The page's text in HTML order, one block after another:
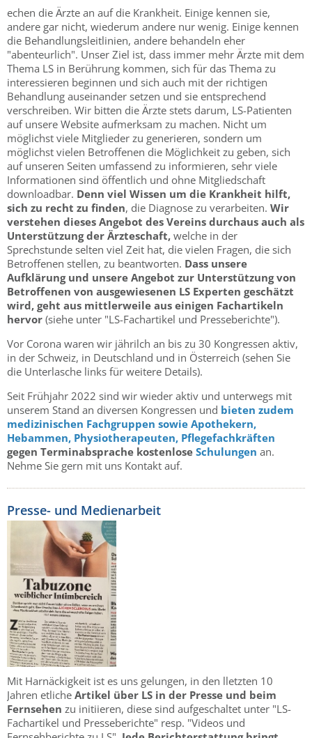
echen die Ärzte an auf die Krankheit. Einige kennen sie,
andere gar nicht, wiederum andere nur wenig. Einige kennen
die Behandlungsleitlinien, andere behandeln eher
"abenteurlich". Unser Ziel ist, dass immer mehr Ärzte mit dem
Thema LS in Berührung kommen, sich für das Thema zu
interessieren beginnen und sich auch mit der richtigen
Behandlung auseinander setzen und sie entsprechend
verschreiben. Wir bitten die Ärzte stets darum, LS-Patienten
auf unsere Website aufmerksam zu machen. Nicht um
möglichst viele Mitglieder zu generieren, sondern um
möglichst vielen Betroffenen die Möglichkeit zu geben, sich
auf unseren Seiten umfassend zu informieren, sehr viele
Informationen sind öffentlich und ohne Mitgliedschaft
downloadbar. Denn viel Wissen um die Krankheit hilft,
sich zu recht zu finden, die Diagnose zu verarbeiten. Wir
verstehen dieses Angebot des Vereins durchaus auch als
Unterstützung der Ärzteschaft, welche in der
Sprechstunde selten viel Zeit hat, die vielen Fragen, die sich
Betroffenen stellen, zu beantworten. Dass unsere
Aufklärung und unsere Angebot zur Unterstützung von
Betroffenen von ausgewiesenen LS Experten geschätzt
wird, geht aus mittlerweile aus einigen Fachartikeln
hervor (siehe unter "LS-Fachartikel und Presseberichte").
Vor Corona waren wir jährilch an bis zu 30 Kongressen aktiv,
in der Schweiz, in Deutschland und in Österreich (sehen Sie
die Unterlasche links für weitere Details).
Seit Frühjahr 2022 sind wir wieder aktiv und unterwegs mit
unserem Stand an diversen Kongressen und bieten zudem
medizinischen Fachgruppen sowie Apothekern,
Hebammen, Physiotherapeuten, Pflegefachkräften
gegen Terminabsprache kostenlose Schulungen an.
Nehme Sie gern mit uns Kontakt auf.
Presse- und Medienarbeit
Mit Harnäckigkeit ist es uns gelungen, in den lletzten 10
Jahren etliche Artikel über LS in der Presse und beim
Fernsehen zu initiieren, diese sind aufgeschaltet unter "LS-
Fachartikel und Presseberichte" resp. "Videos und